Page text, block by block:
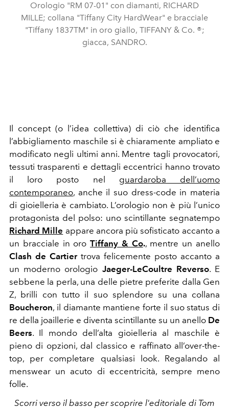
Orologio "RM 07-01" con diamanti, RICHARD
MILLE; collana "Tiffany City HardWear" e bracciale
"Tiffany 1837TM" in oro giallo, TIFFANY & Co. ®;
giacca, SANDRO.
Il concept (o l’idea collettiva) di ciò che identifica
l’abbigliamento maschile si è chiaramente ampliato e
modificato negli ultimi anni. Mentre tagli provocatori,
tessutitrasparenti e dettagli eccentrici hanno trovato
il loro posto nel guardaroba dell’uomo
contemporaneo, anche il suo dress-code in materia
di gioielleria è cambiato. L’orologio non è più l’unico
protagonista del polso: uno scintillante segnatempo
Richard Mille appare ancora più sofisticato accanto a
un bracciale in oroTiffany & Co., mentre un anello
Clash de Cartier trova felicemente posto accanto a
un moderno orologio Jaeger-LeCoultre Reverso. E
sebbene la perla, una delle pietre preferite dalla Gen
Z, brilli con tutto il suo splendore su una collana
Boucheron, il diamante mantiene forte il suo status di
re della joaillerie e diventa scintillante su un anello De
Beers. Il mondo dell’alta gioielleria al maschile è
pieno di opzioni, dal classico e raffinato all’over-the-
top, per completare qualsiasi look. Regalando al
menswear un acuto di eccentricità, sempre meno
folle.
Scorri verso il basso per scoprire l'editoriale di Tom